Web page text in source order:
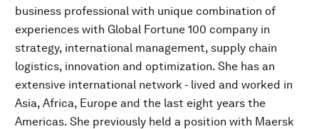
business professional with unique combination of
experiences with Global Fortune 100 company in
strategy, international management, supply chain
logistics, innovation and optimization. She has an
extensive international network - lived and worked in
Asia, Africa, Europe and the last eight years the
Americas. She previously held a position with Maersk